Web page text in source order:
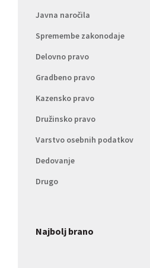
Javna naročila
Spremembe zakonodaje
Delovno pravo
Gradbeno pravo
Kazensko pravo
Družinsko pravo
Varstvo osebnih podatkov
Dedovanje
Drugo
Najbolj brano